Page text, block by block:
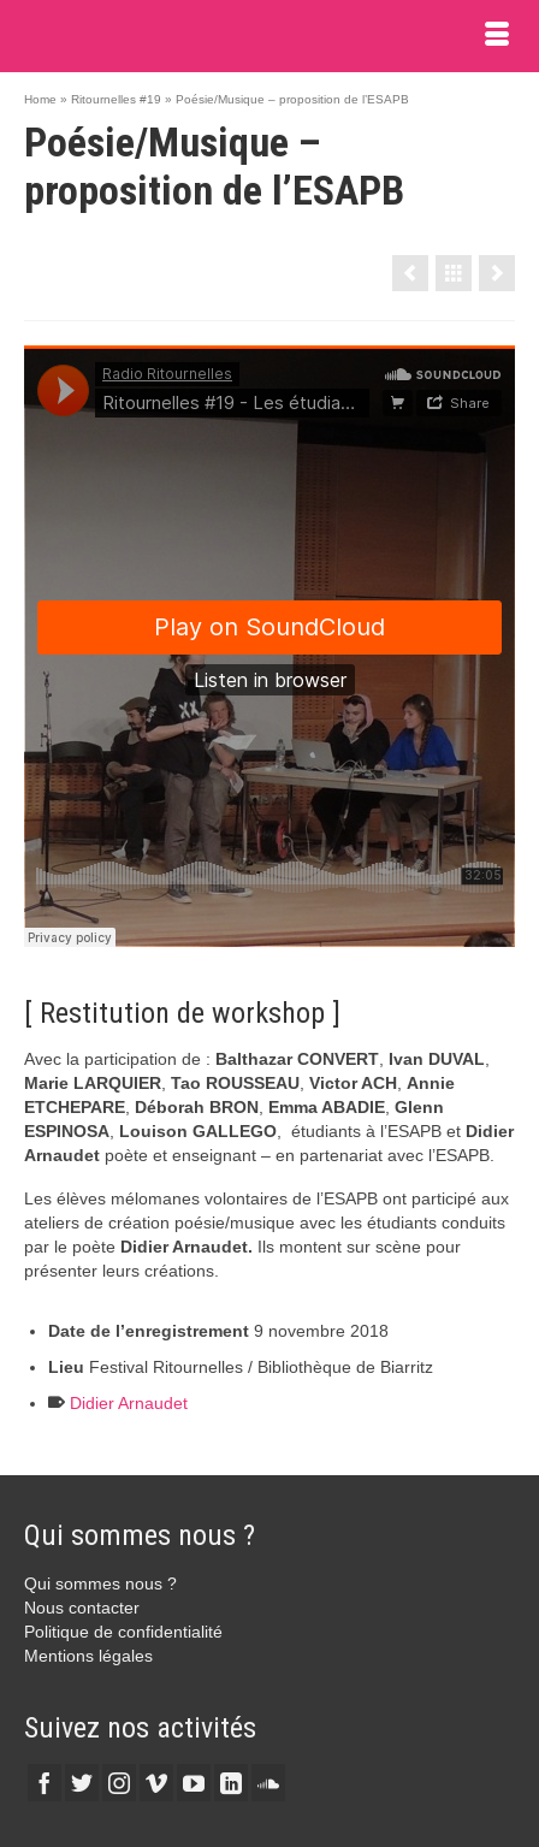
Home » Ritournelles #19 » Poésie/Musique – proposition de l’ESAPB
Poésie/Musique –
proposition de l’ESAPB
[ Restitution de workshop ]
Avec la participation de : Balthazar CONVERT Ivan DUVAL
Marie LARQUIER Tao ROUSSEAU Victor ACH Annie
ETCHEPARE Déborah BRON Emma ABADIE Glenn
ESPINOSA Louison GALLEGO , étudiants à l’ESAPB et Didier
Arnaudet poète et enseignant – en partenariat avec l’ESAPB.
Les élèves mélomanes volontaires de l’ESAPB ont participé aux
ateliers de création poésie/musique avec les étudiants conduits
par le poète Didier Arnaudet. Ils montent sur scène pour
présenter leurs créations.
Date de l’enregistrement 9 novembre 2018
Lieu Festival Ritournelles / Bibliothèque de Biarritz
Didier Arnaudet
Qui sommes nous ?
Qui sommes nous ?
Nous contacter
Politique de confidentialité
Mentions légales
Suivez nos activités